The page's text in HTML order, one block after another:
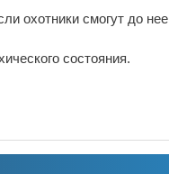
охотники смогут до нее
состояния.